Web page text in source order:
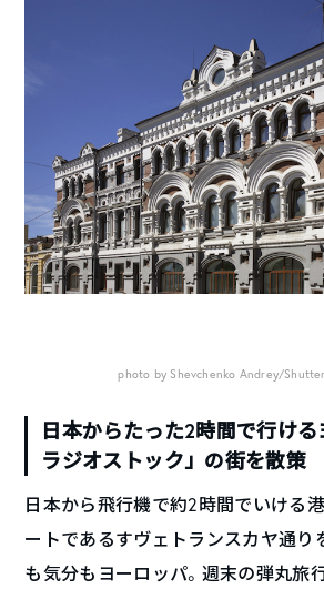
photo by Shevchenko Andrey/
日本からたった2時間で行け
ラジオストック」の街を散策
日本から飛行機で約2時間でいける
ートであるすヴェトランスカヤ通り
も気分もヨーロッパ。週末の弾丸旅